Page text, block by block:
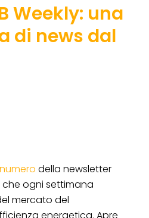
Weekly: una
di news dal
della newsletter
che ogni settimana
mercato del
energetica. Apre